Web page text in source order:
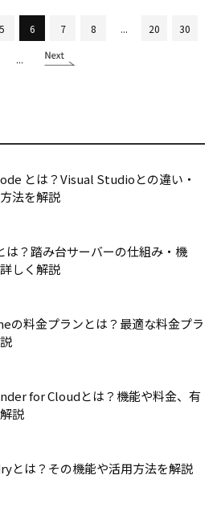
5 6 7 8 ... 20 30
...
とは？Visual Studioとの違い・
法を解説
？踏み台サーバーの仕組み・機
しく解説
料金プランとは？最適な料金プラ
for Cloudとは？機能や料金、有
説
とは？その機能や活用方法を解説